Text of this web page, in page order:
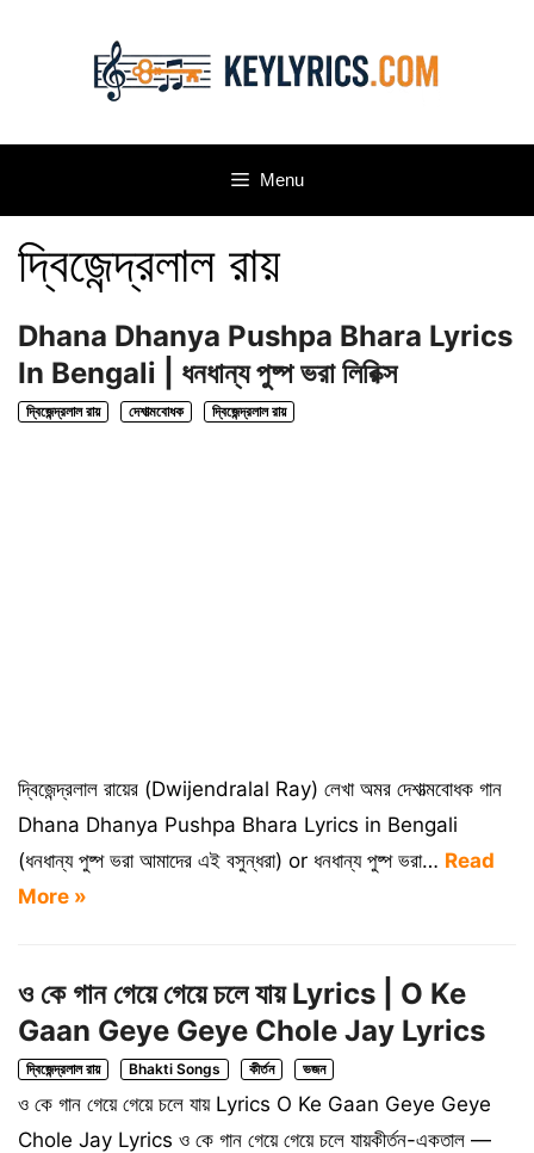
Menu
দ্বিজেন্দ্রলাল রায়
Dhana Dhanya Pushpa Bhara Lyrics
In Bengali | ধনধান্য পুষ্প ভরা লিরিক্স
দ্বিজেন্দ্রলাল রায় দেশাত্মবোধক দ্বিজেন্দ্রলাল রায়
দ্বিজেন্দ্রলাল রায়ের (Dwijendralal Ray) লেখা অমর দেশাত্মবোধক গান
Dhana Dhanya Pushpa Bhara Lyrics in Bengali
(ধনধান্য পুষ্প ভরা আমাদের এই বসুন্ধরা) or ধনধান্য পুষ্প ভরা… Read
More »
ও কে গান গেয়ে গেয়ে চলে যায় Lyrics | O Ke
Gaan Geye Geye Chole Jay Lyrics
দ্বিজেন্দ্রলাল রায় Bhakti Songs কীর্তন ভজন
ও কে গান গেয়ে গেয়ে চলে যায় Lyrics O Ke Gaan Geye Geye
Chole Jay Lyrics ও কে গান গেয়ে গেয়ে চলে যায়কীর্তন-একতাল —